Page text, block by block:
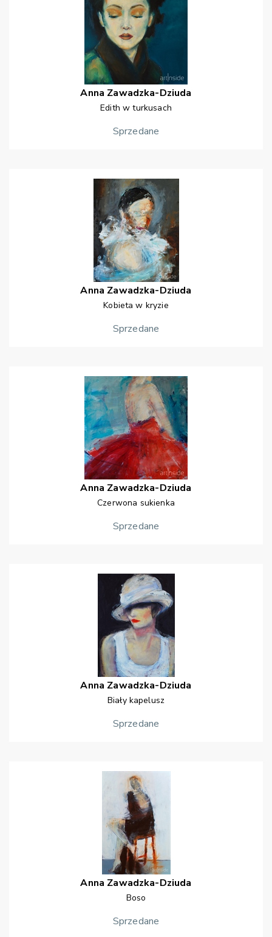
Anna Zawadzka-Dziuda
Edith w turkusach
Sprzedane
Anna Zawadzka-Dziuda
Kobieta w kryzie
Sprzedane
Anna Zawadzka-Dziuda
Czerwona sukienka
Sprzedane
Anna Zawadzka-Dziuda
Biały kapelusz
Sprzedane
Anna Zawadzka-Dziuda
Boso
Sprzedane